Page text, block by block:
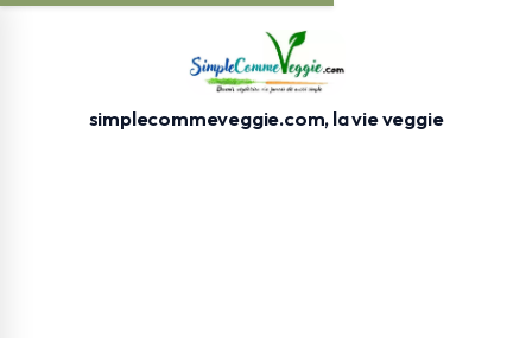
simplecommeveggie.com, la vie veggie